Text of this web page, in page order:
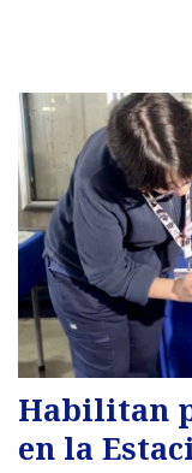
Habilitan
en la